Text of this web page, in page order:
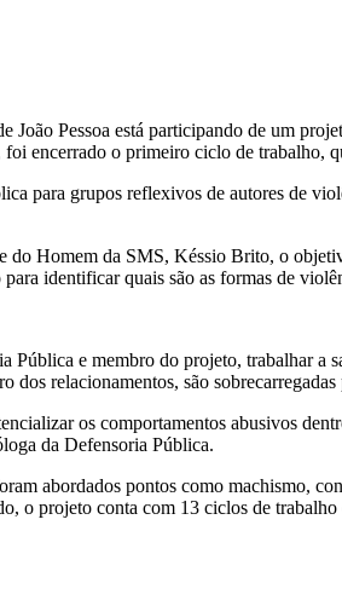
João Pessoa está participando de um
encerrado o primeiro ciclo de trabalho,
do Homem da SMS, Késsio Brito, o
identificar quais são as formas de
Pública e membro do projeto, trabalhar
dos relacionamentos, são
os comportamentos abusivos
da Defensoria Pública.
abordados pontos como machismo,
o projeto conta com 13 ciclos de trabalho